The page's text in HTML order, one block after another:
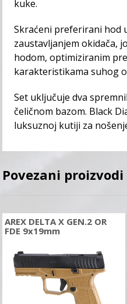
kuke.
Skraćeni preferirani hod
zaustavljanjem okidača,
hodom, optimiziranim
karakteristikama suhog
Set uključuje dva
čeličnom bazom. Black
luksuznoj kutiji za
Povezani proizvodi
AREX DELTA X GEN.2 OR
FDE 9x19mm